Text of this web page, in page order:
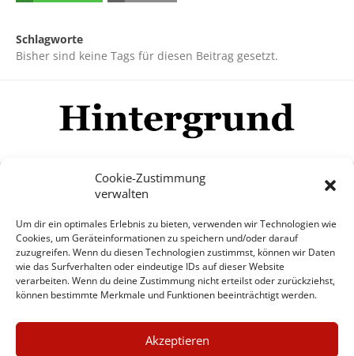
Cookie-Zustimmung
verwalten
Um dir ein optimales Erlebnis zu bieten, verwenden wir Technologien wie
Cookies, um Geräteinformationen zu speichern und/oder darauf
zuzugreifen. Wenn du diesen Technologien zustimmst, können wir Daten
wie das Surfverhalten oder eindeutige IDs auf dieser Website
verarbeiten. Wenn du deine Zustimmung nicht erteilst oder zurückziehst,
können bestimmte Merkmale und Funktionen beeinträchtigt werden.
Akzeptieren
Schlagworte
Bisher sind keine Tags für diesen Beitrag gesetzt.
Mehr
© Copyright Hintergrund.de, 2015 - 2026
Zum Newsletter jetzt kostenlos
anmelden
×